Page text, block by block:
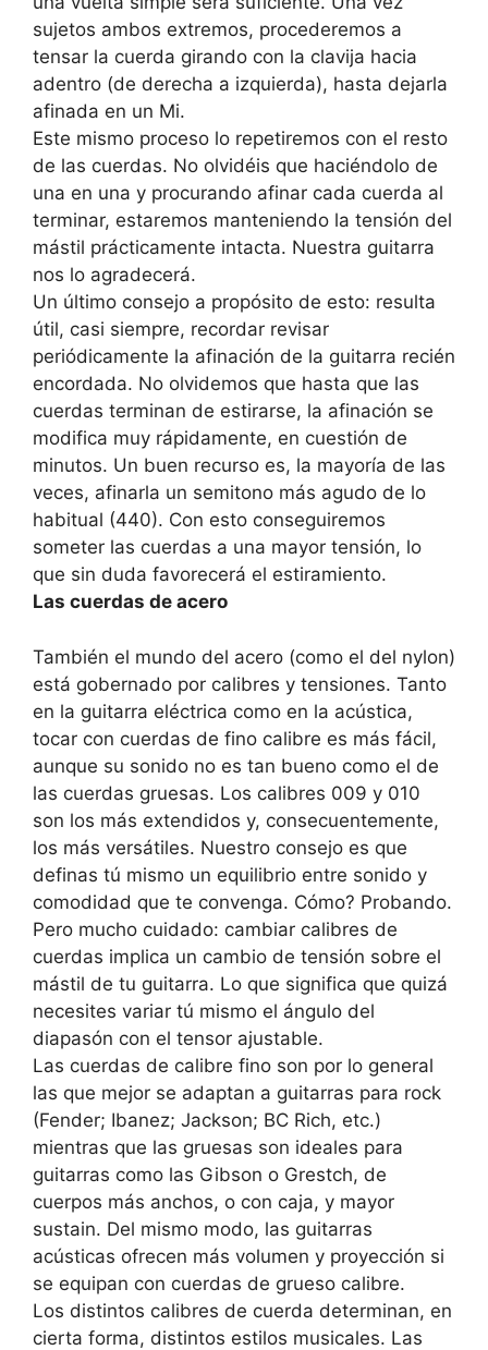
sujetos ambos extremos, procederemos a
tensar la cuerda girando con la clavija hacia
adentro (de derecha a izquierda), hasta dejarla
afinada en un Mi.
Este mismo proceso lo repetiremos con el resto
de las cuerdas. No olvidéis que haciéndolo de
una en una y procurando afinar cada cuerda al
terminar, estaremos manteniendo la tensión del
mástil prácticamente intacta. Nuestra guitarra
nos lo agradecerá.
Un último consejo a propósito de esto: resulta
útil, casi siempre, recordar revisar
periódicamente la afinación de la guitarra recién
encordada. No olvidemos que hasta que las
cuerdas terminan de estirarse, la afinación se
modifica muy rápidamente, en cuestión de
minutos. Un buen recurso es, la mayoría de las
veces, afinarla un semitono más agudo de lo
habitual (440). Con esto conseguiremos
someter las cuerdas a una mayor tensión, lo
que sin duda favorecerá el estiramiento.
Las cuerdas de acero
También el mundo del acero (como el del nylon)
está gobernado por calibres y tensiones. Tanto
en la guitarra eléctrica como en la acústica,
tocar con cuerdas de fino calibre es más fácil,
aunque su sonido no es tan bueno como el de
las cuerdas gruesas. Los calibres 009 y 010
son los más extendidos y, consecuentemente,
los más versátiles. Nuestro consejo es que
definas tú mismo un equilibrio entre sonido y
comodidad que te convenga. Cómo? Probando.
Pero mucho cuidado: cambiar calibres de
cuerdas implica un cambio de tensión sobre el
mástil de tu guitarra. Lo que significa que quizá
necesites variar tú mismo el ángulo del
diapasón con el tensor ajustable.
Las cuerdas de calibre fino son por lo general
las que mejor se adaptan a guitarras para rock
(Fender; Ibanez; Jackson; BC Rich, etc.)
mientras que las gruesas son ideales para
guitarras como las Gibson o Grestch, de
cuerpos más anchos, o con caja, y mayor
sustain. Del mismo modo, las guitarras
acústicas ofrecen más volumen y proyección si
se equipan con cuerdas de grueso calibre.
Los distintos calibres de cuerda determinan, en
cierta forma, distintos estilos musicales. Las